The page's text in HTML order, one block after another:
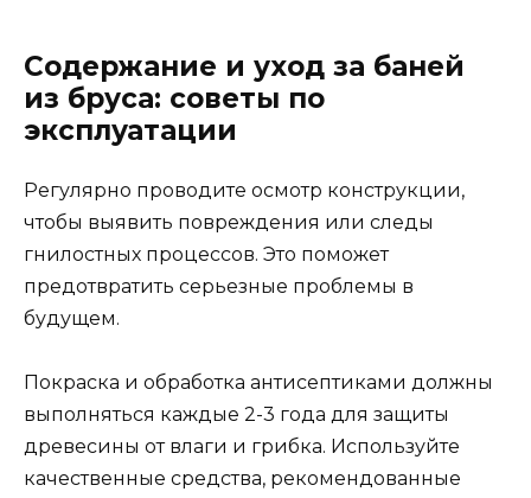
Содержание и уход за баней
из бруса: советы по
эксплуатации
Регулярно проводите осмотр конструкции,
чтобы выявить повреждения или следы
гнилостных процессов. Это поможет
предотвратить серьезные проблемы в
будущем.
Покраска и обработка антисептиками должны
выполняться каждые 2-3 года для защиты
древесины от влаги и грибка. Используйте
качественные средства, рекомендованные